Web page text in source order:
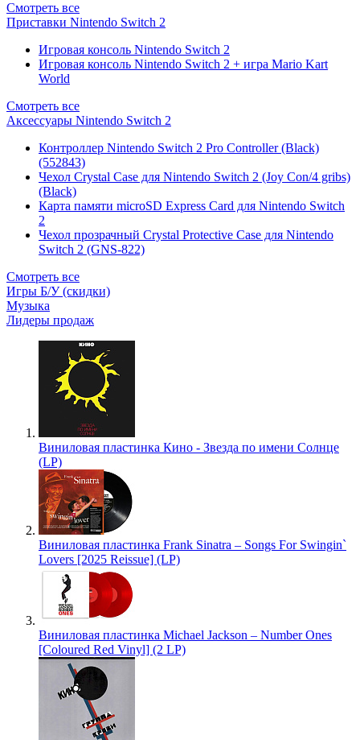
Смотреть все
Приставки Nintendo Switch 2
Игровая консоль Nintendo Switch 2
Игровая консоль Nintendo Switch 2 + игра Mario Kart
World
Смотреть все
Аксессуары Nintendo Switch 2
Контроллер Nintendo Switch 2 Pro Controller (Black)
(552843)
Чехол Сrystal Сase для Nintendo Switch 2 (Joy Con/4 gribs)
(Black)
Карта памяти microSD Express Card для Nintendo Switch
2
Чехол прозрачный Crystal Protective Case для Nintendo
Switch 2 (GNS-822)
Смотреть все
Игры Б/У (скидки)
Музыка
Лидеры продаж
Виниловая пластинка Кино - Звезда по имени Солнце
(LP)
Виниловая пластинка Frank Sinatra – Songs For Swingin`
Lovers [2025 Reissue] (LP)
Виниловая пластинка Michael Jackson – Number Ones
[Coloured Red Vinyl] (2 LP)